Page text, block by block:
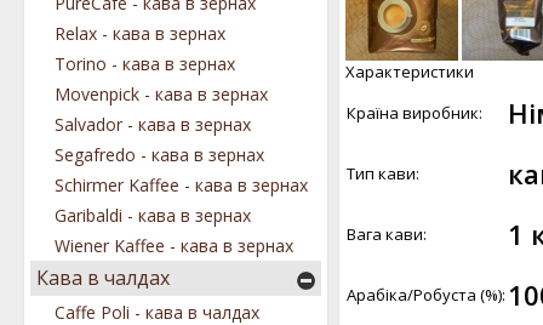
Характеристики
Країна виробник:
Тип кави:
Вага кави: 1
Арабіка/Робуста (%):
Relax - кава в зернах
Torino - кава в зернах
Movenpick - кава в зернах
Salvador - кава в зернах
Segafredo - кава в зернах
Schirmer Kaffee - кава в зернах
Garibaldi - кава в зернах
Wiener Kaffee - кава в зернах
Кава в чалдах
Caffe Poli - кава в чалдах